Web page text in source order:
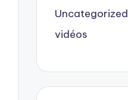
Uncategorized
vidéos